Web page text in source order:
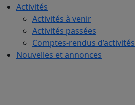
Activités
Activités à venir
Activités passées
Comptes-rendus d’activités
Nouvelles et annonces